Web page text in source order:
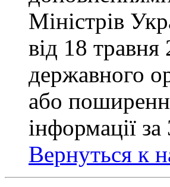
Міністрів
від 18
державного
або
інформації
Вернуться к